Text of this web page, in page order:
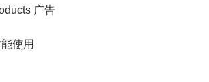
广告
使用